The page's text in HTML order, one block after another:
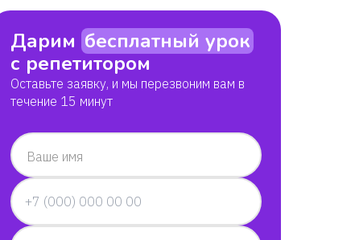
Дарим бесплатный урок
с репетитором
Оставьте заявку, и мы перезвоним вам в
течение 15 минут
Ваше имя